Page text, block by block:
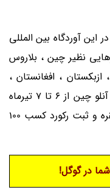
این آوردگاه بین المللی
نظیر چین ، بلاروس
، افغانستان ،
هنگ کنگ ، ماکائو ، کامبوج و هند در آنلو چین از 6 تا 7 تیرماه
برگزار شد ، به 4 مدال طلا و 4 مدال نقره و ثبت رکورد کسب 100
در گوگل!